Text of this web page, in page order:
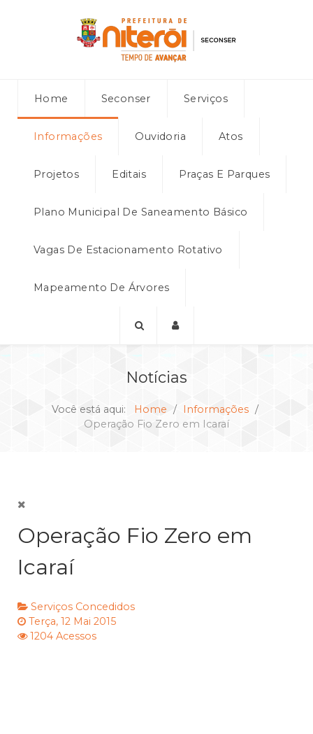
Home Seconser Serviços
Informações Ouvidoria Atos
Projetos Editais Praças E Parques
Plano Municipal De Saneamento Básico
Vagas De Estacionamento Rotativo
Mapeamento De Árvores
Notícias
Você está aqui: Home
Informações
Operação Fio Zero em Icaraí
Operação Fio Zero em
Icaraí
Serviços Concedidos
Terça, 12 Mai 2015
1204 Acessos